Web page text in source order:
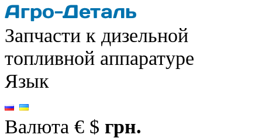
Запчасти к дизельной
топливной аппаратуре
Язык
Валюта € $ грн.